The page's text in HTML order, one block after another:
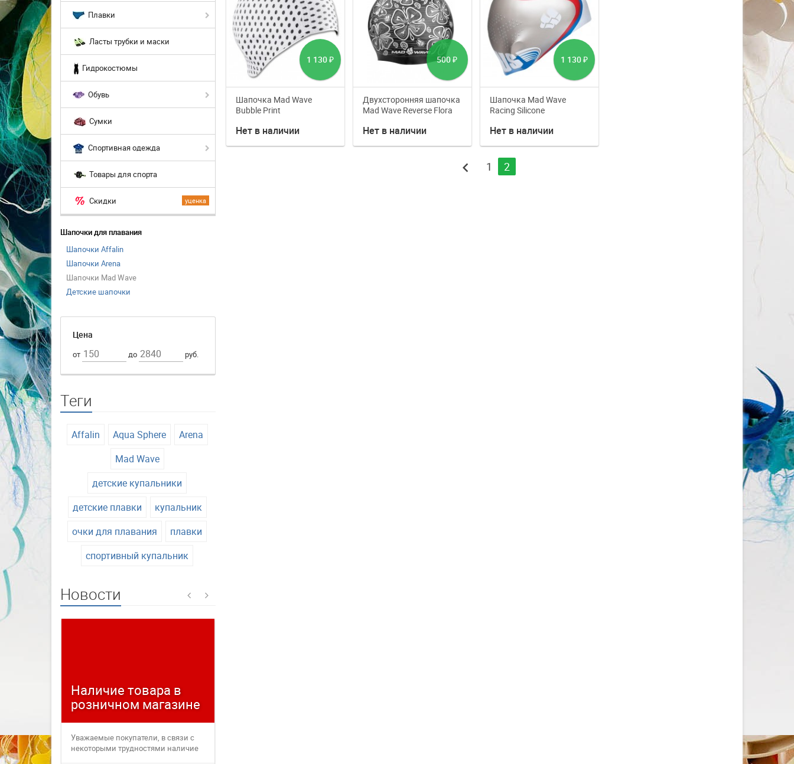
Плавки
Ласты трубки и маски
Гидрокостюмы
Обувь
Сумки
Спортивная одежда
Товары для спорта
уценка
Скидки
Шапочки для плавания
Шапочки Affalin
Шапочки Arena
Шапочки Mad Wave
Детские шапочки
Цена
от до руб.
Теги
Affalin Aqua Sphere
Arena
Mad Wave
детские купальники
детские плавки
купальник
очки для плавания
плавки
спортивный купальник
Новости
Наличие товара в
розничном магазине
Уважаемые покупатели, в связи с
некоторыми трудностями наличие
1 130 ₽
Шапочка Mad Wave
Bubble Print
Нет в наличии
500 ₽
Двухсторонняя шапочка
Mad Wave Reverse Flora
Нет в наличии
1 130 ₽
Шапочка Mad Wave
Racing Silicone
Нет в наличии
chevron_left 1 2